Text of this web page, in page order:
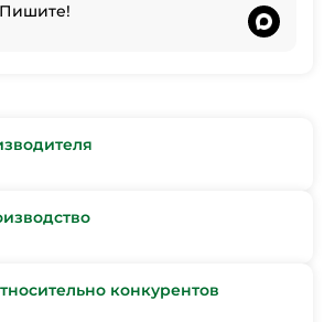
Пишите!
конкурентов